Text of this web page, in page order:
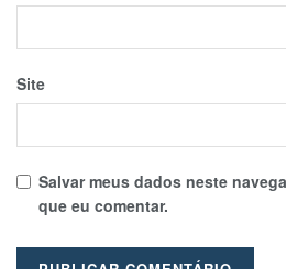
Site
Salvar meus dados neste
que eu comentar.